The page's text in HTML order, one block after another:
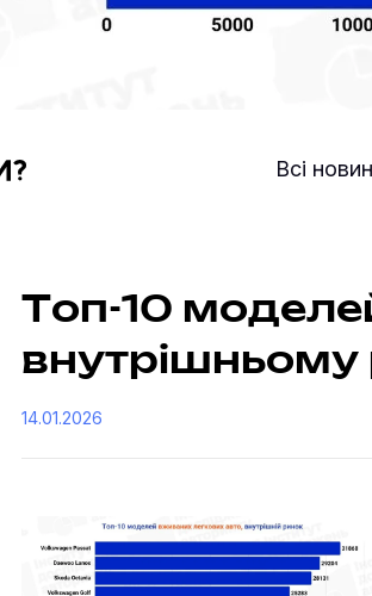
суспільні дані Всі
Топ-10
внутрішньому
14.01.2026